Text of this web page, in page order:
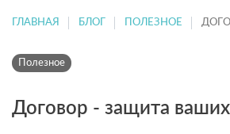
ГЛАВНАЯ БЛОГ ПОЛЕЗНОЕ
Полезное
Договор - защита